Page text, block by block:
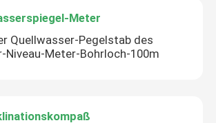
Meter
Quellwasser-Pegelstab des
Niveau-Meter-Bohrloch-100m